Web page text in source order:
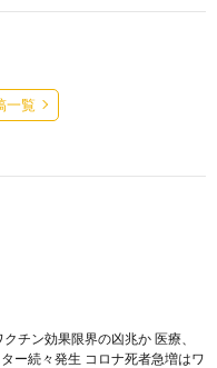
一覧
チン効果限界の凶兆か 医療、
ー続々発生 コロナ死者急増はワ